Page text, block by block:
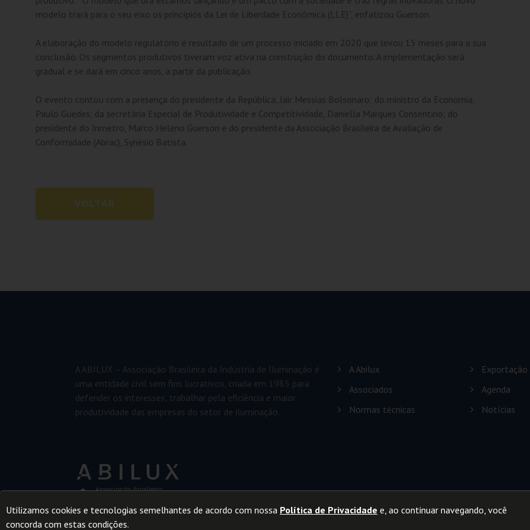
modelo trará para o seu eixo os princípios da Lei de Liberdade Econômica (LLE)”, enfatizou Guerson.
A elaboração do modelo regulatório é resultado de um processo iniciado em 2020 que levou 15 meses para a sua
conclusão. Os segmentos produtivos tiveram voz ativa na construção do documento. A implementação será
gradual e se dará em cinco anos, a partir da publicação.
O evento contou com a presença do presidente da República, Jair Messias Bolsonaro; do ministro da Economia,
Paulo Guedes; da secretária Especial de Produtividade e Competitividade, Daniella Marques Consentino; do
presidente do Inmetro, Marco Heleno Guerson e do presidente da Associação Brasileira de Avaliação de
Conformidade (Abrac), Synésio Batista.
VOLTAR
A ABILUX – Associação Brasileira da Indústria de Iluminação é
uma entidade civil sem fins lucrativos, criada em 1985 para
defender os interesses, trabalhar pela eficiência e maior
produtividade das empresas do setor de iluminação.
A Abilux
Associados
Normas técnicas
Exportação
Agenda
Notícias
Utilizamos cookies e tecnologias semelhantes de acordo com nossa Política de Privacidade e, ao continuar navegando, você
concorda com estas condições.